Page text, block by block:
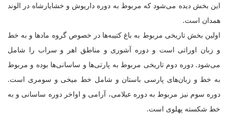
این بخش دیده می‌شود که مربوط به دوره داریوش و خشایارشاه در الوند
همدان است.
اولین بخش تاریخی مربوط به باغ کتیبه‌ها در خصوص گروه مادها و به خط
و زبان اوراتی است و دوره آشوری و مناطق اهر و سراب را شامل
می‌شود. دوره دوم تاریخی مربوط به پارتی‌ها و ساسانی‌ها بوده و مربوط
به خط و زبان‌های پارسی باستان و شامل خط میخی و سومری است.
دوره سوم نیز مربوط به دوره عیلامی، آرامی و اواخر دوره ساسانی و به
خط شکسته پهلوی است.